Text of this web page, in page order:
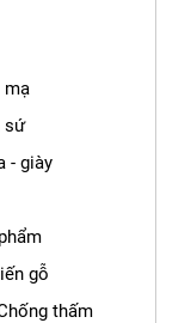
mạ
sứ
- giày
gỗ
thấm